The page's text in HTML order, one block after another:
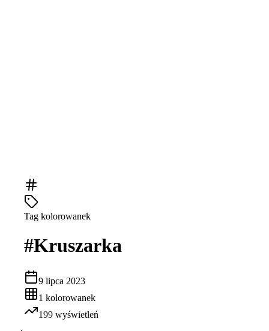
Tag kolorowanek
#Kruszarka
9 lipca 2023
1 kolorowanek
199 wyświetleń